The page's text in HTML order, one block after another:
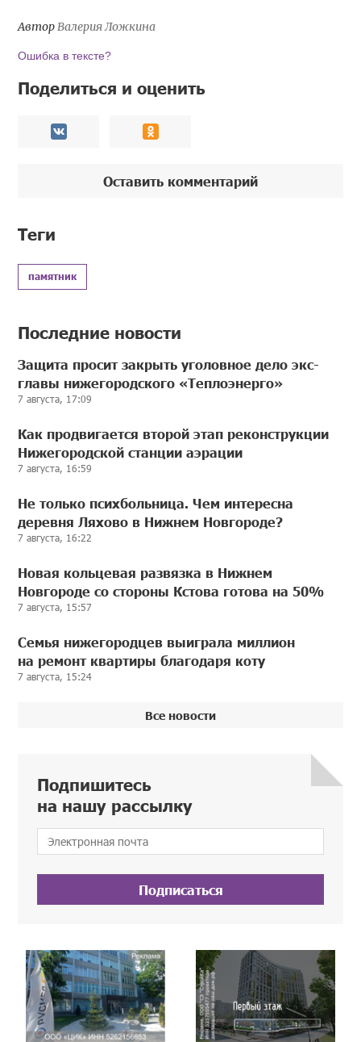
АвторВалерия Ложкина
Ошибка в тексте?
Поделиться и оценить
Оставить комментарий
Теги
памятник
Последние новости
Защита просит закрыть уголовное дело экс-
главы нижегородского «Теплоэнерго»
7 августа, 17:09
Как продвигается второй этап реконструкции
Нижегородской станции аэрации
7 августа, 16:59
Не только психбольница. Чем интересна
деревня Ляхово в Нижнем Новгороде?
7 августа, 16:22
Новая кольцевая развязка в Нижнем
Новгороде со стороны Кстова готова на 50%
7 августа, 15:57
Семья нижегородцев выиграла миллион
на ремонт квартиры благодаря коту
7 августа, 15:24
Все новости
Подпишитесь
на нашу рассылку
Подписаться